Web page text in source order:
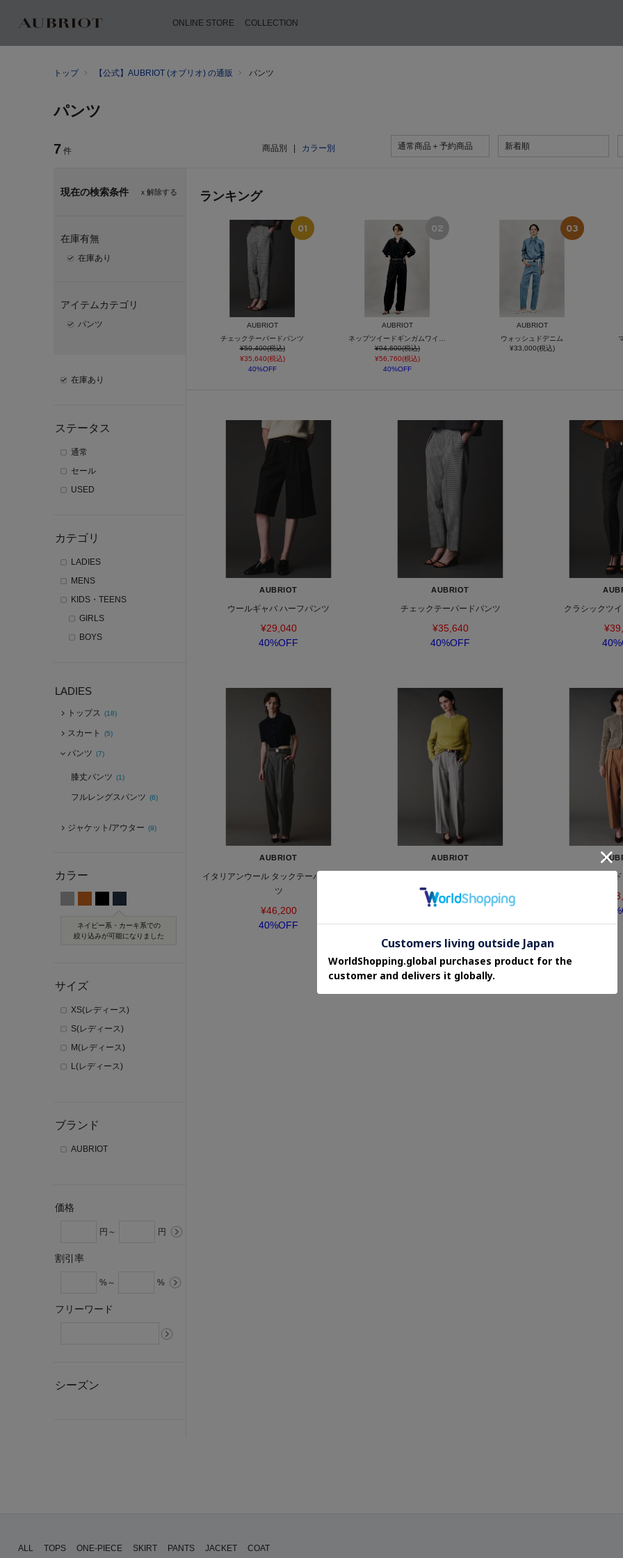
ONLINE STORE COLLECTION
トップ 【公式】AUBRIOT (オブリオ) の通販 パンツ
パンツ
7 件 商品別 カラー別 通常商品＋予約商品 新着順
ｘ解除する
現在の検索条件
在庫有無
在庫あり
アイテムカテゴリ
パンツ
在庫あり
ステータス
通常
セール
USED
カテゴリ
LADIES
MENS
KIDS・TEENS
GIRLS
BOYS
LADIES
トップス (18)
スカート (5)
パンツ (7)
膝丈パンツ (1)
フルレングスパンツ (6)
ジャケット/アウター (9)
カラー
ネイビー系・カーキ系での
絞り込みが可能になりました
サイズ
XS(レディース)
S(レディース)
M(レディース)
L(レディース)
ブランド
AUBRIOT
価格
円～ 円
割引率
%～ %
フリーワード
シーズン
ランキング
AUBRIOT
チェックテーパードパンツ
¥59,400(税込)
¥35,640(税込)
40%OFF
AUBRIOT
¥94,600(税込)
¥56,760(税込)
40%OFF
AUBRIOT
ウォッシュドデニム
¥33,000(税込)
AUBRIOT
ウールギャバ ハーフパンツ
¥29,040
40%OFF
AUBRIOT
チェックテーパードパンツ
¥35,640
40%OFF
クラシックツ
AUBRIOT
イタリアンウール タックテーパードパン
ツ
¥46,200
40%OFF
AUBRIOT
¥52,800
40%OFF
メリノウールワイ
ALL TOPS ONE-PIECE SKIRT PANTS JACKET COAT